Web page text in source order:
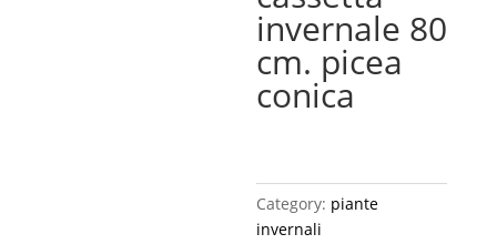
invernale 80
cm. picea
conica
Category: piante
invernali